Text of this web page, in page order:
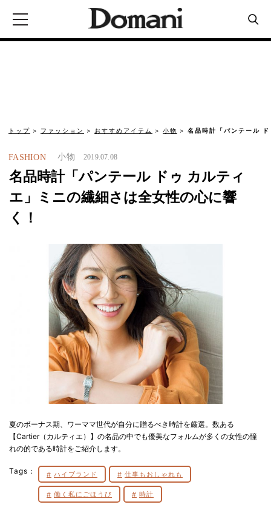
トップ ファッション おすすめアイテム 小物 名品時計「パンテール
FASHION 小物 2019.07.08
名品時計「パンテール ドゥ カルティ
エ」ミニの繊細さは全女性の心に響
く！
夏のボーナス期、ワーママ世代が自分に贈るべき時計を厳選。数ある
【Cartier（カルティエ）】の名品の中でも優美なフォルムが多くの女性の憧
れの的である時計をご紹介します。
Tags： ハイブランド 仕事もおしゃれも
働く私にごほうび 時計